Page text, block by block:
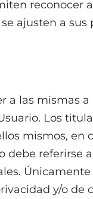
reconocer
ajusten a sus
a las mismas
Los
mismos, en
debe referirse
y/o de